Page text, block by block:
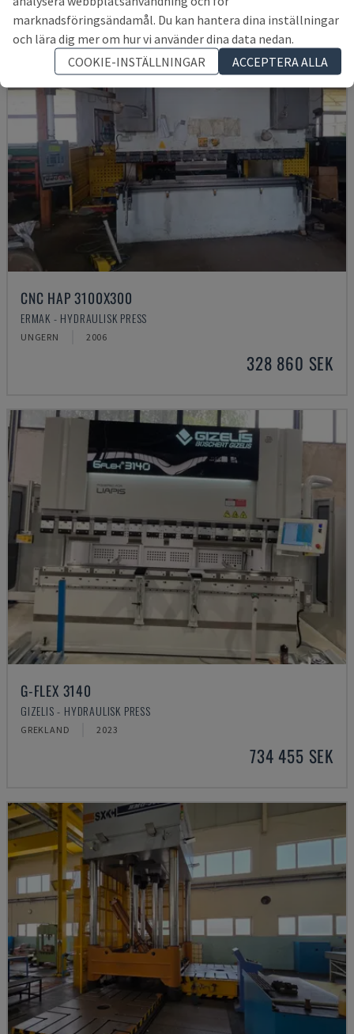
CNC HAP 3100X300
ERMAK - HYDRAULISK PRESS
UNGERN 2006
328 860 SEK
G-FLEX 3140
GIZELIS - HYDRAULISK PRESS
GREKLAND 2023
734 455 SEK
marknadsföringsändamål. Du kan hantera dina inställningar
och lära dig mer om hur vi använder dina data nedan.
COOKIE-INSTÄLLNINGAR
ACCEPTERA ALLA